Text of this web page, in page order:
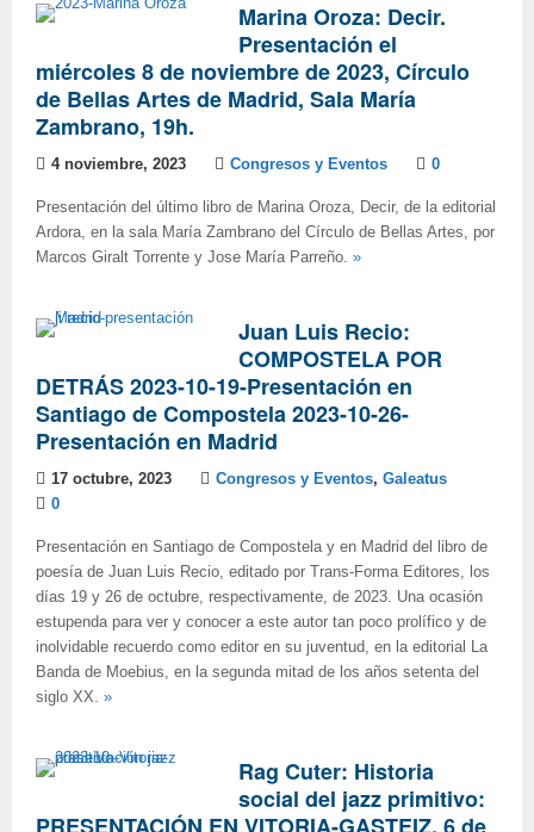
Marina Oroza: Decir.
Presentación el
miércoles 8 de noviembre de 2023, Círculo
de Bellas Artes de Madrid, Sala María
Zambrano, 19h.
4 noviembre, 2023 Congresos y Eventos 0
Presentación del último libro de Marina Oroza, Decir, de la editorial
Ardora, en la sala María Zambrano del Círculo de Bellas Artes, por
Marcos Giralt Torrente y Jose María Parreño. »
Juan Luis Recio:
COMPOSTELA POR
DETRÁS 2023-10-19-Presentación en
Santiago de Compostela 2023-10-26-
Presentación en Madrid
17 octubre, 2023 Congresos y Eventos, Galeatus
0
Presentación en Santiago de Compostela y en Madrid del libro de
poesía de Juan Luis Recio, editado por Trans-Forma Editores, los
días 19 y 26 de octubre, respectivamente, de 2023. Una ocasión
estupenda para ver y conocer a este autor tan poco prolífico y de
inolvidable recuerdo como editor en su juventud, en la editorial La
Banda de Moebius, en la segunda mitad de los años setenta del
siglo XX. »
Rag Cuter: Historia
social del jazz primitivo: